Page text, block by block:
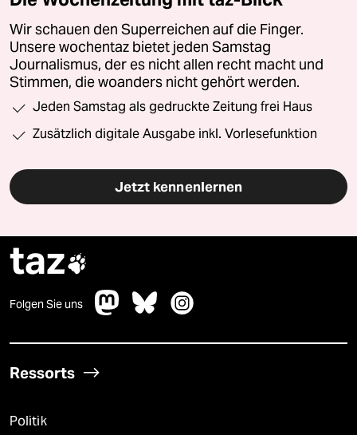
Wir schauen den Superreichen auf die Finger.
Unsere wochentaz bietet jeden Samstag
Journalismus, der es nicht allen recht macht und
Stimmen, die woanders nicht gehört werden.
Jeden Samstag als gedruckte Zeitung frei Haus
Zusätzlich digitale Ausgabe inkl. Vorlesefunktion
Jetzt kennenlernen
taz
Folgen Sie uns
Ressorts
Politik